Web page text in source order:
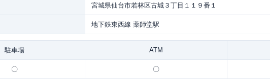
宮城県仙台市若林区古城３丁目１１９番１
地下鉄東西線 薬師堂駅
駐車場 ATM
〇 〇